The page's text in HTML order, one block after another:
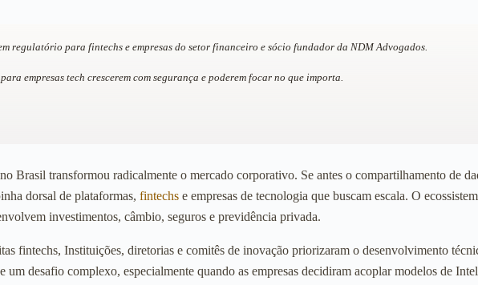
regulatório para fintechs e empresas do setor financeiro e sócio fundador da NDM Advogados.
empresas tech crescerem com segurança e poderem focar no que importa.
Brasil transformou radicalmente o mercado corporativo. Se antes o compartilhamento de
dorsal de plataformas, fintechs e empresas de tecnologia que buscam escala. O
investimentos, câmbio, seguros e previdência privada.
fintechs, Instituições, diretorias e comitês de inovação priorizaram o desenvolvimento
desafio complexo, especialmente quando as empresas decidiram acoplar modelos de